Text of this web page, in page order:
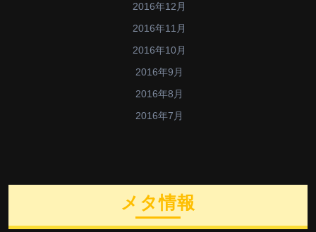
2016年12月
2016年11月
2016年10月
2016年9月
2016年8月
2016年7月
メタ情報